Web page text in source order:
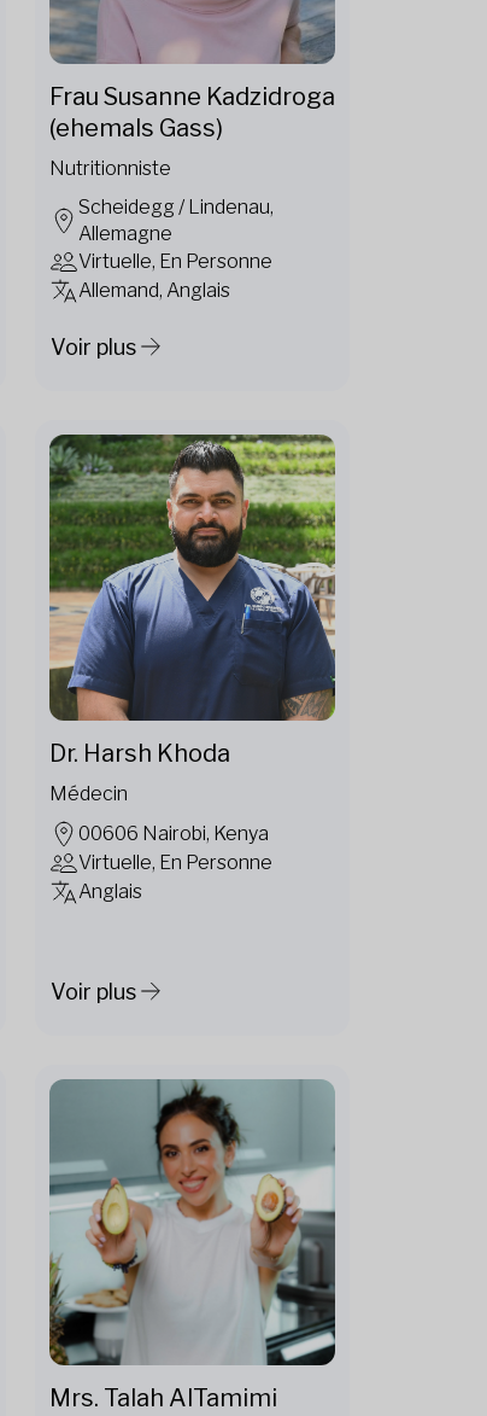
Frau Susanne Kadzidroga
(ehemals Gass)
Nutritionniste
Scheidegg / Lindenau,
Allemagne
Virtuelle, En Personne
Allemand, Anglais
Voir plus
Dr. Harsh Khoda
Médecin
00606 Nairobi, Kenya
Virtuelle, En Personne
Anglais
Voir plus
Mrs. Talah AlTamimi